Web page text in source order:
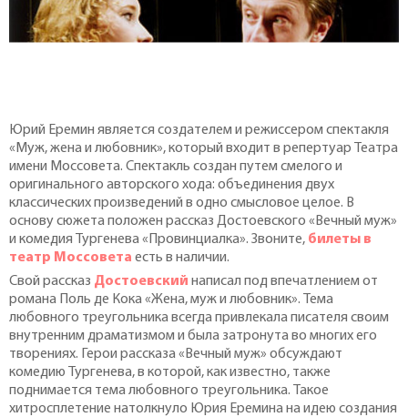
Юрий Еремин является создателем и режиссером спектакля
«Муж, жена и любовник», который входит в репертуар Театра
имени Моссовета. Спектакль создан путем смелого и
оригинального авторского хода: объединения двух
классических произведений в одно смысловое целое. В
основу сюжета положен рассказ Достоевского «Вечный муж»
и комедия Тургенева «Провинциалка». Звоните, билеты в
театр Моссовета есть в наличии.
Свой рассказ Достоевский написал под впечатлением от
романа Поль де Кока «Жена, муж и любовник». Тема
любовного треугольника всегда привлекала писателя своим
внутренним драматизмом и была затронута во многих его
творениях. Герои рассказа «Вечный муж» обсуждают
комедию Тургенева, в которой, как известно, также
поднимается тема любовного треугольника. Такое
хитросплетение натолкнуло Юрия Еремина на идею создания